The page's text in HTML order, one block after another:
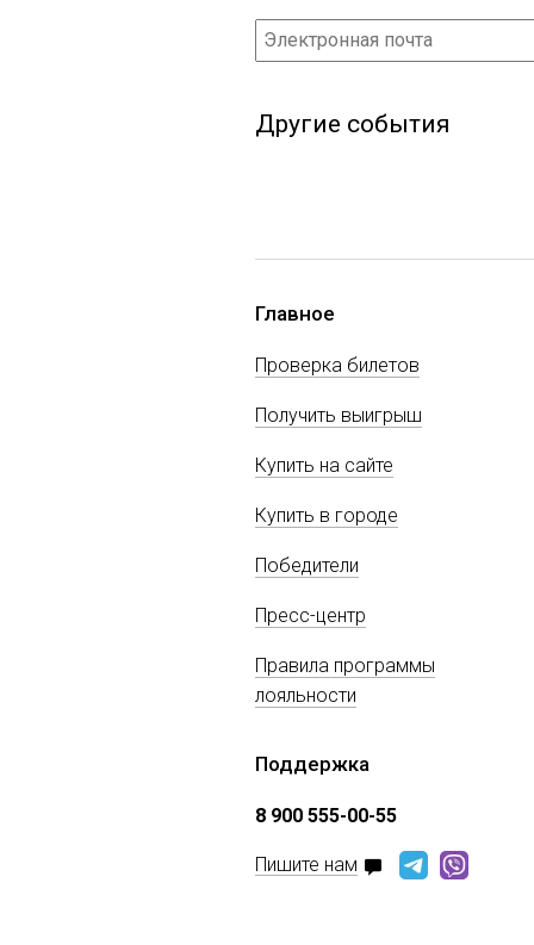
Другие события
Главное
Проверка билетов
Получить выигрыш
Купить на сайте
Купить в городе
Победители
Пресс-центр
Правила программы
лояльности
Поддержка
8 900 555-00-55
Пишите нам